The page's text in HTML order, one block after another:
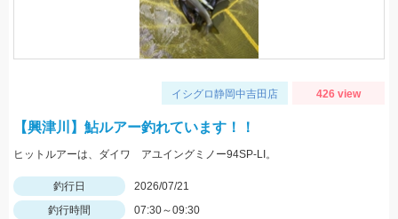
イシグロ静岡中吉田店 426 view
【興津川】鮎ルアー釣れています！！
ヒットルアーは、ダイワ アユイングミノー94SP-LI。
釣行日
2026/07/21
釣行時間
07:30～09:30